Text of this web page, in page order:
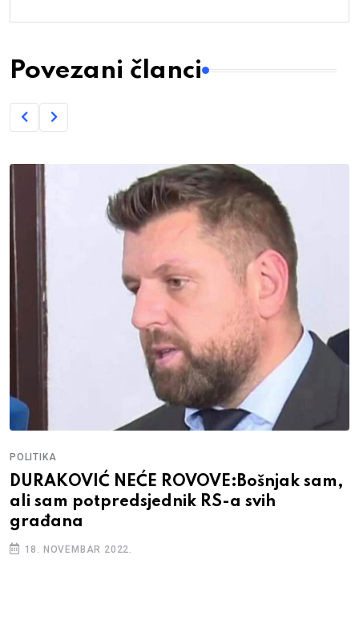
Povezani članci
POLITIKA
DURAKOVIĆ NEĆE ROVOVE:Bošnjak sam,
ali sam potpredsjednik RS-a svih
građana
18. NOVEMBAR 2022.